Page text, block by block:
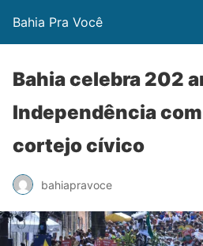
Bahia Pra Você
Bahia celebra 202
Independência
cortejo cívico
bahiapravoce